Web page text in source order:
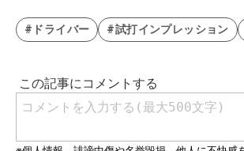
#ドライバー #試打インプレッション